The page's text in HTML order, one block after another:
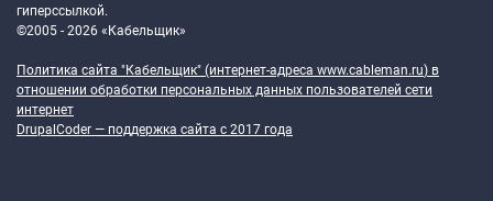
гиперссылкой.
©2005 - 2026 «Кабельщик»
Политика сайта "Кабельщик" (интернет-адреса www.cableman.ru) в
отношении обработки персональных данных пользователей сети
интернет
DrupalCoder — поддержка сайта c 2017 года